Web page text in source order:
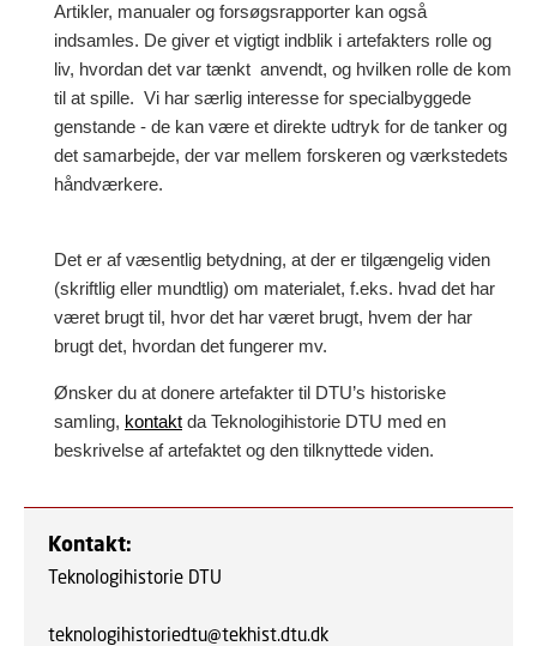
Artikler, manualer og forsøgsrapporter kan også
indsamles. De giver et vigtigt indblik i artefakters rolle og
liv, hvordan det var tænkt anvendt, og hvilken rolle de kom
til at spille. Vi har særlig interesse for specialbyggede
genstande - de kan være et direkte udtryk for de tanker og
det samarbejde, der var mellem forskeren og værkstedets
håndværkere.
Det er af væsentlig betydning, at der er tilgængelig viden
(skriftlig eller mundtlig) om materialet, f.eks. hvad det har
været brugt til, hvor det har været brugt, hvem der har
brugt det, hvordan det fungerer mv.
Ønsker du at donere artefakter til DTU’s historiske
samling, kontakt da Teknologihistorie DTU med en
beskrivelse af artefaktet og den tilknyttede viden.
Kontakt:
Teknologihistorie DTU
teknologihistoriedtu@tekhist.dtu.dk